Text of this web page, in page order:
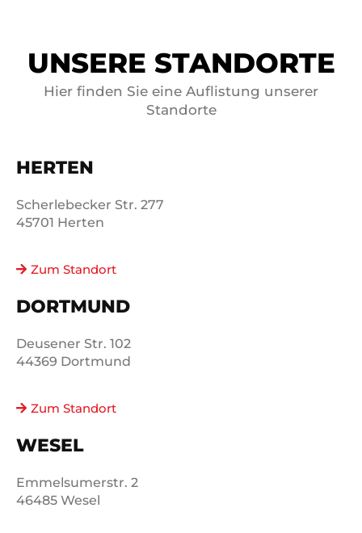
UNSERE STANDORTE
Hier finden Sie eine Auflistung unserer
Standorte
HERTEN
Scherlebecker Str. 277
45701 Herten
Zum Standort
DORTMUND
Deusener Str. 102
44369 Dortmund
Zum Standort
WESEL
Emmelsumerstr. 2
46485 Wesel